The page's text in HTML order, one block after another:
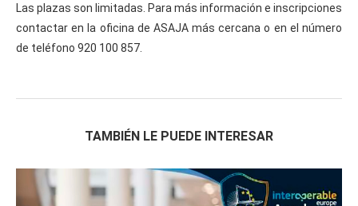
Las plazas son limitadas. Para más información e inscripciones
contactar en la oficina de ASAJA más cercana o en el número
de teléfono 920 100 857.
TAMBIÉN LE PUEDE INTERESAR